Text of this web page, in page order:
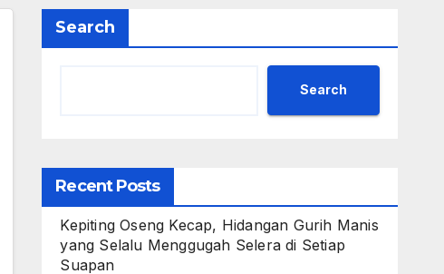
Search
Search
Recent Posts
Kepiting Oseng Kecap, Hidangan Gurih Manis
yang Selalu Menggugah Selera di Setiap
Suapan